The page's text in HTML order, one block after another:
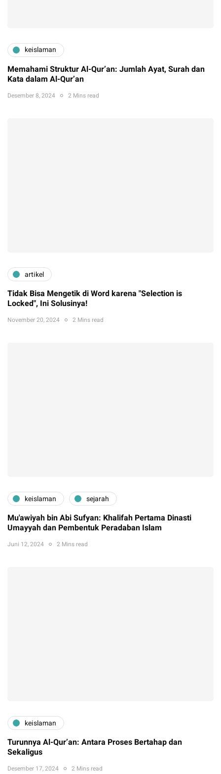
keislaman
Memahami Struktur Al-Qur’an: Jumlah Ayat, Surah dan
Kata dalam Al-Qur’an
Desember 8, 2024 2 Mins read
artikel
Tidak Bisa Mengetik di Word karena "Selection is
Locked", Ini Solusinya!
November 20, 2024 2 Mins read
keislaman sejarah
Mu'awiyah bin Abi Sufyan: Khalifah Pertama Dinasti
Umayyah dan Pembentuk Peradaban Islam
Juni 12, 2024 2 Mins read
keislaman
Turunnya Al-Qur’an: Antara Proses Bertahap dan
Sekaligus
Desember 17, 2024 2 Mins read